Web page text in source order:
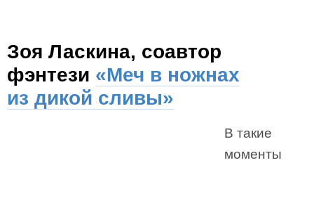
Зоя Ласкина, соавтор
фэнтези «Меч в ножнах
из дикой сливы»
В такие
моменты